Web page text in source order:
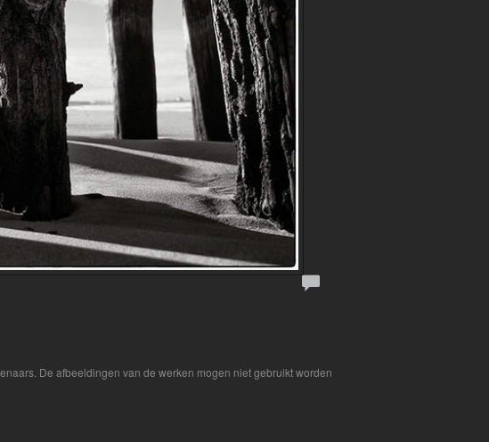
De afbeeldingen van de werken mogen niet gebruikt worden